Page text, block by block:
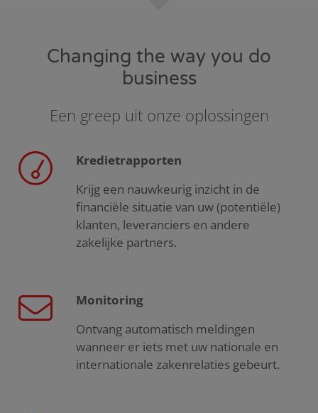
Changing the way you do
business
Een greep uit onze oplossingen
Kredietrapporten
Krijg een nauwkeurig inzicht in de
financiële situatie van uw (potentiële)
klanten, leveranciers en andere
zakelijke partners.
Monitoring
Ontvang automatisch meldingen
wanneer er iets met uw nationale en
internationale zakenrelaties gebeurt.